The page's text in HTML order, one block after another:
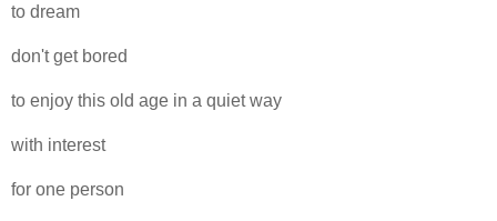
to dream
don't get bored
to enjoy this old age in a quiet way
with interest
for one person